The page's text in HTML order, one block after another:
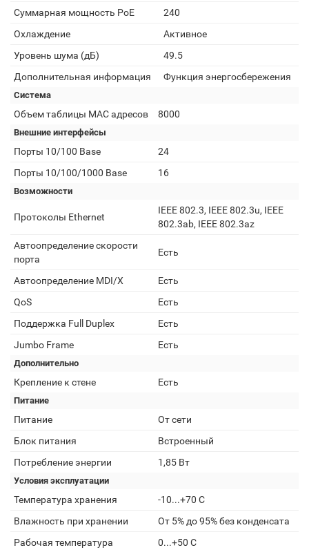
Суммарная мощность PoE
240
Охлаждение
Активное
Уровень шума (дБ)
49.5
Дополнительная информация
Функция энергосбережения
Система
Объем таблицы MAC адресов 8000
Внешние интерфейсы
Порты 10/100 Base
24
Порты 10/100/1000 Base
16
Возможности
Протоколы Ethernet
IEEE 802.3, IEEE 802.3u, IEEE
802.3ab, IEEE 802.3az
Автоопределение скорости
порта
Есть
Автоопределение MDI/X
Есть
QoS
Есть
Поддержка Full Duplex
Есть
Jumbo Frame
Есть
Дополнительно
Крепление к стене Есть
Питание
Питание
От сети
Блок питания
Встроенный
Потребление энергии
1,85 Вт
Условия эксплуатации
Температура хранения
-10...+70 С
Влажность при хранении
От 5% до 95% без конденсата
Рабочая температура
0...+50 С